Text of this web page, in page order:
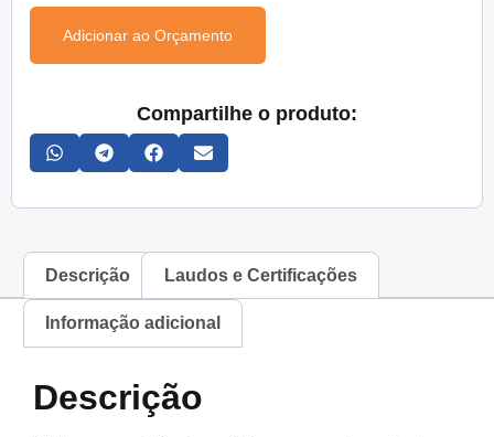
Adicionar ao Orçamento
Compartilhe o produto:
Descrição Laudos e Certificações
Informação adicional
Descrição